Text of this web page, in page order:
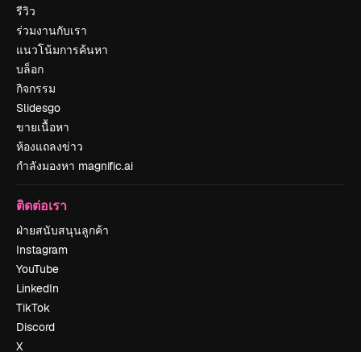
รีวิว
ร่วมงานกับเรา
แนวโน้มการค้นหา
บล็อก
กิจกรรม
Slidesgo
ขายเนื้อหา
ห้องแถลงข่าว
กำลังมองหา magnific.ai
ติดต่อเรา
ฝ่ายสนับสนุนลูกค้า
Instagram
YouTube
LinkedIn
TikTok
Discord
X